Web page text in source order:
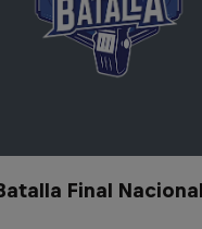
Final